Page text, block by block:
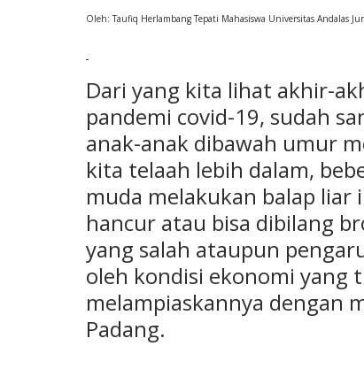
Oleh: Taufiq Herlambang Tepati Mahasiswa Universitas Andalas
Dari yang kita lihat akhir-
pandemi covid-19, sudah
anak-anak dibawah umur
kita telaah lebih dalam,
muda melakukan balap liar
hancur atau bisa dibilang
yang salah ataupun
oleh kondisi ekonomi yang
melampiaskannya dengan
Padang.